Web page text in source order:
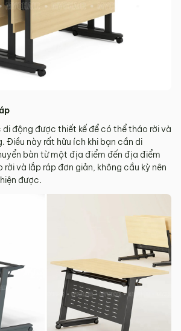
động được thiết kế để có thể tháo rời và
Điều này rất hữu ích khi bạn cần di
bàn từ một địa điểm đến địa điểm
và lắp ráp đơn giản, không cầu kỳ nên
được.